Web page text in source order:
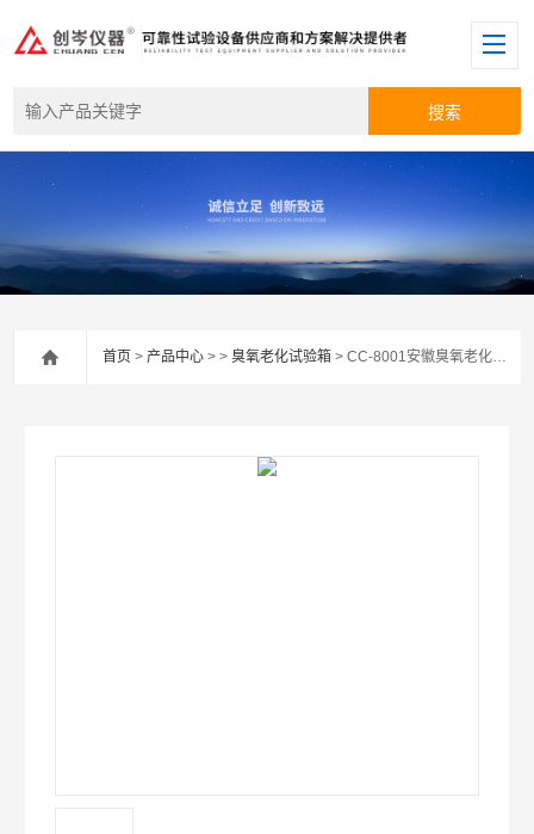
首页 >产品中心 > >臭氧老化试验箱 > CC-8001安徽臭氧老化试验箱